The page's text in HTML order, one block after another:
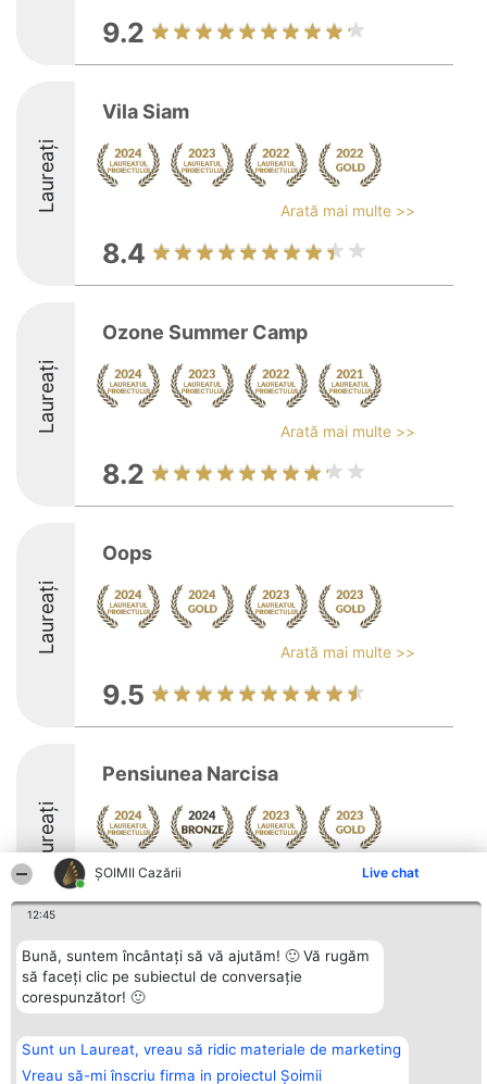
ȘOIMII Cazării Live chat
12:45
Bună, suntem încântați să vă ajutăm! 🙂 Vă rugăm
să faceți clic pe subiectul de conversație
corespunzător! 🙂
Sunt un Laureat, vreau să ridic materiale de marketing
Vreau să-mi înscriu firma in proiectul Șoimii
9.2
Laureați
Vila Siam
Arată mai multe >>
8.4
Laureați
Ozone Summer Camp
Arată mai multe >>
8.2
Laureați
Oops
Arată mai multe >>
9.5
Laureați
Pensiunea Narcisa
Arată mai multe >>
8.8
Organizator Ranking
BRIGHT SOLUTIONS BR SRL
Sc. A Et. 4 Ap. 13 Cod 061952
București
CUI 36737675
Laureaților
Reguli
Statut